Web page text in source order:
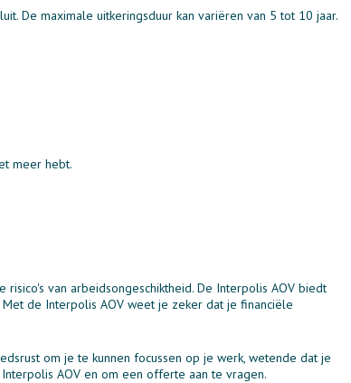
De maximale uitkeringsduur kan variëren van 5 tot 10 jaar.
meer hebt.
van arbeidsongeschiktheid. De Interpolis AOV biedt
de Interpolis AOV weet je zeker dat je financiële
om je te kunnen focussen op je werk, wetende dat je
AOV en om een offerte aan te vragen.